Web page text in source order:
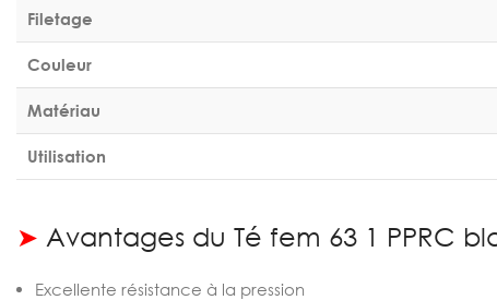
Filetage
Couleur
Matériau
Utilisation
➤ Avantages du Té fem 63 1 PPRC
Excellente résistance à la pression